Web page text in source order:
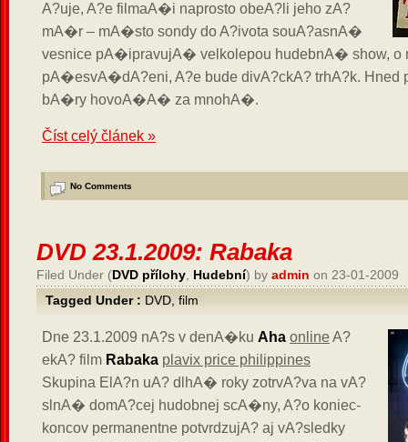
A?uje, A?e filmaA�i naprosto obeA?li jeho zA?
mA�r – mA�sto sondy do A?ivota souA?asnA�
vesnice pA�ipravujA� velkolepou hudebnA� show, o
pA�esvA�dA?eni, A?e bude divA?ckA? trhA?k. Hned
bA�ry hovoA�A� za mnohA�.
Číst celý článek »
No Comments
DVD 23.1.2009: Rabaka
Filed Under (DVD přílohy Hudební) by admin on 23-01-2009
Tagged Under : DVD film
Dne 23.1.2009 nA?s v denA�ku Aha onlineA?
ekA? film Rabaka plavix price philippines
Skupina ElA?n uA? dlhA� roky zotrvA?va na vA?
slnA� domA?cej hudobnej scA�ny, A?o koniec-
koncov permanentne potvrdzujA? aj vA?sledky